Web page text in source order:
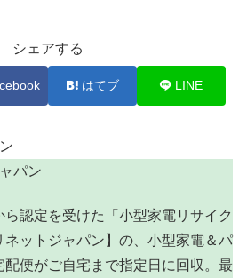
シェアする
はてブ LINE
パン
認定を受けた「小型家電リサイク
ネットジャパン】の、小型家電＆パ
配便がご自宅まで指定日に回収。最